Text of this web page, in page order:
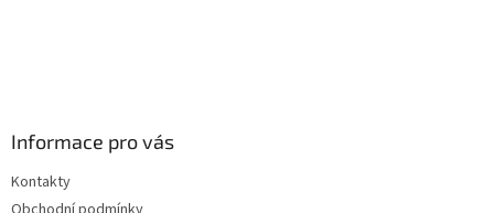
Informace pro vás
Kontakty